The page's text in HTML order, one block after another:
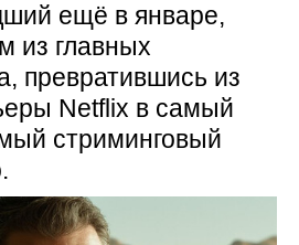
ещё в январе,
из главных
превратившись из
Netflix в самый
стриминговый